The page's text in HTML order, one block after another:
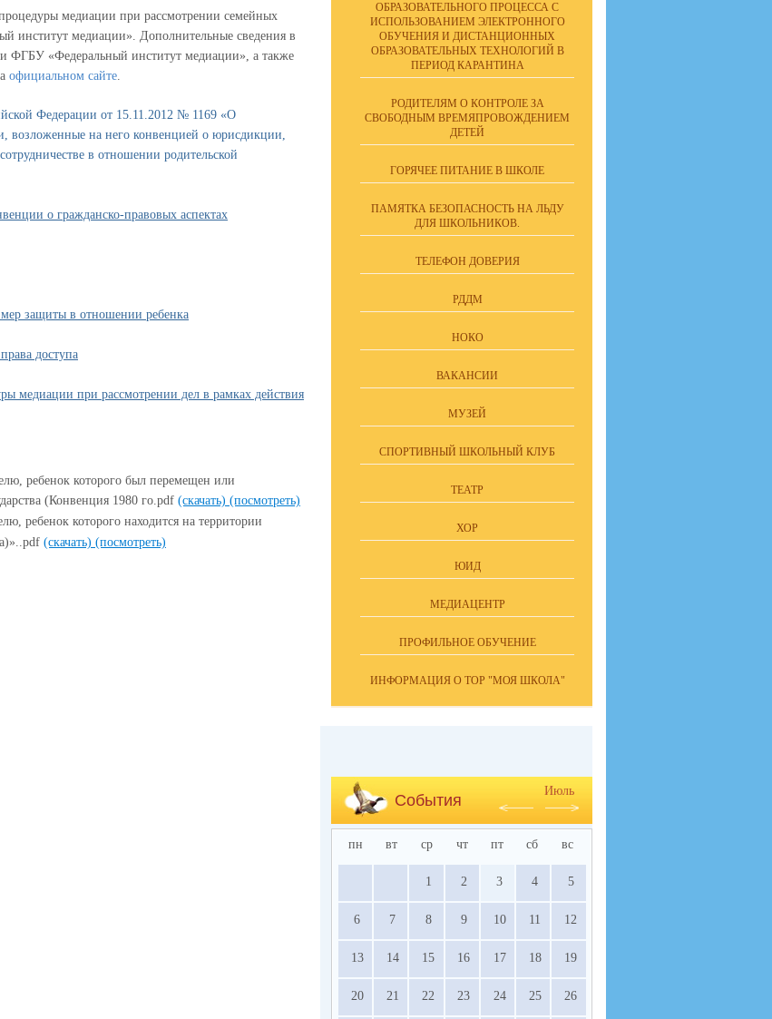
медиации при рассмотрении семейных
институт медиации». Дополнительные сведения в
ФГБУ «Федеральный институт медиации», а также
официальном сайте
Федерации от 15.11.2012 № 1169 «О
возложенные на него конвенцией о юрисдикции,
в отношении родительской
о гражданско-правовых аспектах
защиты в отношении ребенка
доступа
при рассмотрении дел в рамках действия
ребенок которого был перемещен или
(Конвенция 1980 го.pdf (скачать) (посмотреть)
ребенок которого находится на территории
(скачать) (посмотреть)
ОБРАЗОВАТЕЛЬНОГО ПРОЦЕССА С
ИСПОЛЬЗОВАНИЕМ ЭЛЕКТРОННОГО
ОБУЧЕНИЯ И ДИСТАНЦИОННЫХ
ОБРАЗОВАТЕЛЬНЫХ ТЕХНОЛОГИЙ В
ПЕРИОД КАРАНТИНА
РОДИТЕЛЯМ О КОНТРОЛЕ ЗА
СВОБОДНЫМ ВРЕМЯПРОВОЖДЕНИЕМ
ДЕТЕЙ
ГОРЯЧЕЕ ПИТАНИЕ В ШКОЛЕ
ПАМЯТКА БЕЗОПАСНОСТЬ НА ЛЬДУ
ДЛЯ ШКОЛЬНИКОВ.
ТЕЛЕФОН ДОВЕРИЯ
РДДМ
НОКО
ВАКАНСИИ
МУЗЕЙ
СПОРТИВНЫЙ ШКОЛЬНЫЙ КЛУБ
ТЕАТР
ХОР
ЮИД
МЕДИАЦЕНТР
ПРОФИЛЬНОЕ ОБУЧЕНИЕ
ИНФОРМАЦИЯ О ТОР "МОЯ ШКОЛА"
События
Июль
пн вт ср чт пт сб вс
1 2 3 4 5
6 7 8 9 10 11 12
13 14 15 16 17 18 19
20 21 22 23 24 25 26